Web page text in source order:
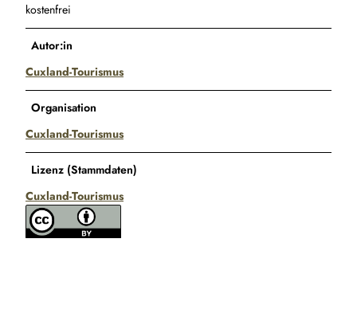
kostenfrei
Autor:in
Cuxland-Tourismus
Organisation
Cuxland-Tourismus
Lizenz (Stammdaten)
Cuxland-Tourismus